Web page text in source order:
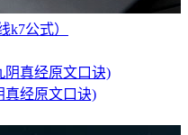
k7公式）
真经原文口诀)